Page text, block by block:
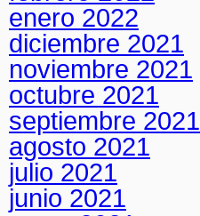
enero 2022
diciembre 2021
noviembre 2021
octubre 2021
septiembre 2021
agosto 2021
julio 2021
junio 2021